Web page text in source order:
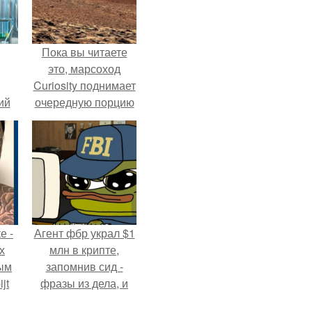
Пока вы читаете
это, марсоход
Curiosity поднимает
очередную порцию
красной пыли. 6.
-
Агент фбр украл $1
млн в крипте,
запомнив сид -
фразы из дела, и